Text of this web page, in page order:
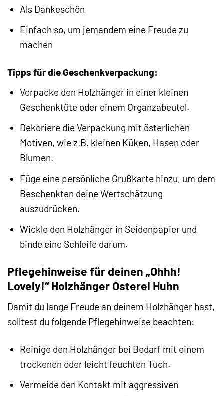
Als Dankeschön
Einfach so, um jemandem eine Freude zu
machen
Tipps für die Geschenkverpackung:
Verpacke den Holzhänger in einer kleinen
Geschenktüte oder einem Organzabeutel.
Dekoriere die Verpackung mit österlichen
Motiven, wie z.B. kleinen Küken, Hasen oder
Blumen.
Füge eine persönliche Grußkarte hinzu, um dem
Beschenkten deine Wertschätzung
auszudrücken.
Wickle den Holzhänger in Seidenpapier und
binde eine Schleife darum.
Pflegehinweise für deinen „Ohhh!
Lovely!“ Holzhänger Osterei Huhn
Damit du lange Freude an deinem Holzhänger hast,
solltest du folgende Pflegehinweise beachten:
Reinige den Holzhänger bei Bedarf mit einem
trockenen oder leicht feuchten Tuch.
Vermeide den Kontakt mit aggressiven